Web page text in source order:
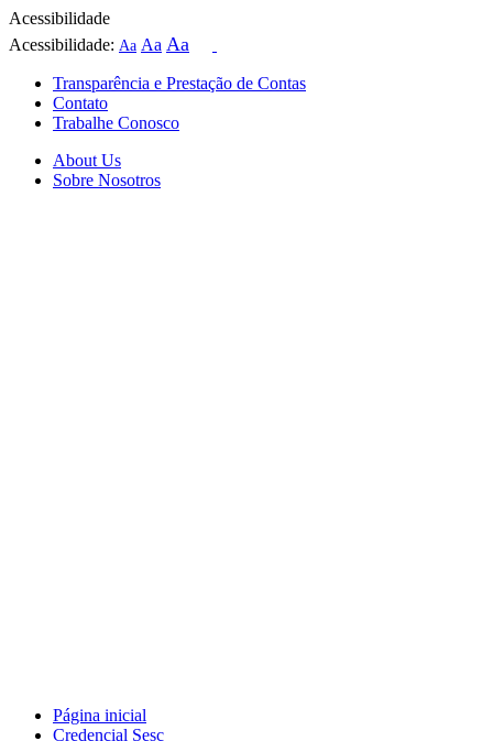
Acessibilidade
Acessibilidade: Aa Aa Aa
Transparência e Prestação de Contas
Contato
Trabalhe Conosco
About Us
Sobre Nosotros
Página inicial
Credencial Sesc